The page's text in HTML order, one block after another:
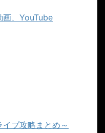
、YouTube
ブ攻略まとめ～